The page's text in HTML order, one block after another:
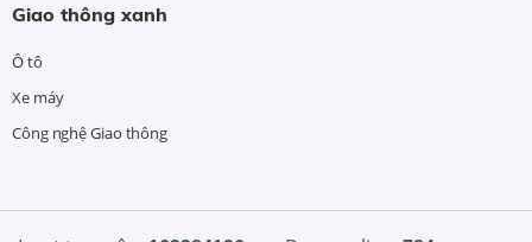
Giao thông xanh
Ô tô
Xe máy
Công nghệ Giao thông